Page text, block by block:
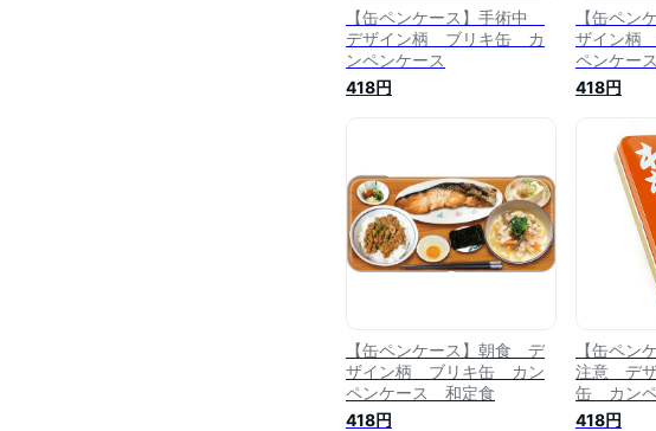
【缶ペンケース】手術中
デザイン柄 ブリキ缶 カ
ンペンケース
418円
【缶ペ
ザイン柄
ペンケース
418円
【缶ペンケース】朝食 デ
ザイン柄 ブリキ缶 カン
ペンケース 和定食
418円
【缶ペン
注意 デ
缶 カンペ
418円